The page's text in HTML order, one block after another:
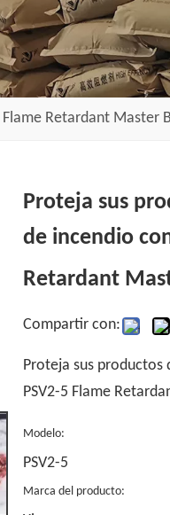
Retardant Master
Proteja sus
de incendio
Retardant
Compartir con:
Proteja sus productos
PSV2-5 Flame
Modelo:
PSV2-5
Marca del producto: